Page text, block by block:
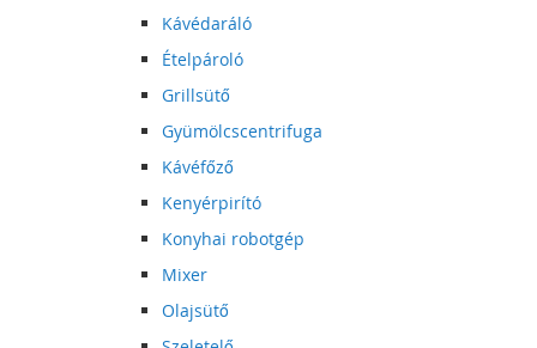
Kávédaráló
Ételpároló
Grillsütő
Gyümölcscentrifuga
Kávéfőző
Kenyérpirító
Konyhai robotgép
Mixer
Olajsütő